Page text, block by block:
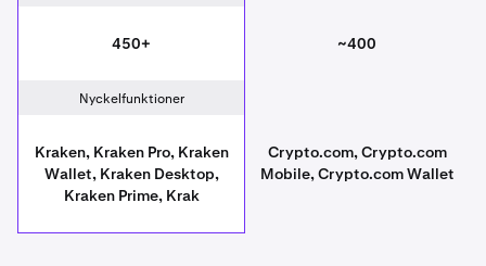
450+ ~400
Nyckelfunktioner
Kraken, Kraken Pro, Kraken
Wallet, Kraken Desktop,
Kraken Prime, Krak
Crypto.com, Crypto.com
Mobile, Crypto.com Wallet